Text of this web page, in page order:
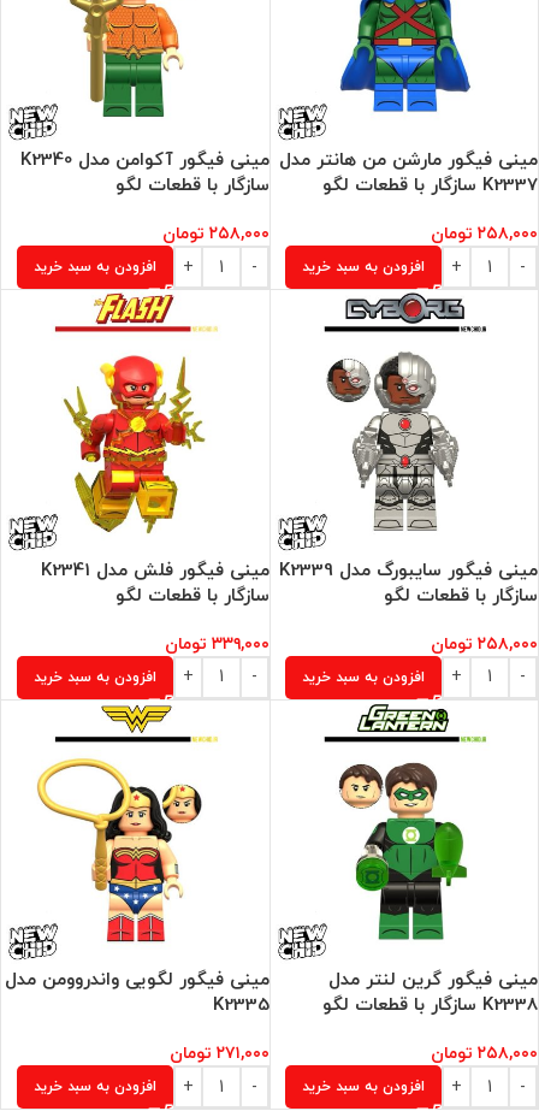
مینی فیگور مارشن من هانتر مدل
K2337 سازگار با قطعات لگو
۲۵۸,۰۰۰ تومان
افزودن به سبد خرید
مینی فیگور آکوامن مدل K2340
سازگار با قطعات لگو
۲۵۸,۰۰۰ تومان
افزودن به سبد خرید
مینی فیگور سایبورگ مدل K2339
سازگار با قطعات لگو
۲۵۸,۰۰۰ تومان
افزودن به سبد خرید
مینی فیگور فلش مدل K2341
سازگار با قطعات لگو
۳۳۹,۰۰۰ تومان
افزودن به سبد خرید
مینی فیگور گرین لنتر مدل
K2338 سازگار با قطعات لگو
۲۵۸,۰۰۰ تومان
افزودن به سبد خرید
مینی فیگور لگویی واندروومن مدل
K2335
۲۷۱,۰۰۰ تومان
افزودن به سبد خرید